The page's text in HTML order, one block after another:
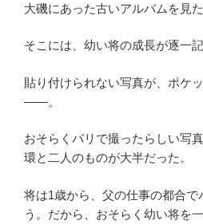
大磯にあった古いアルバムを見た
そこには、幼い将の成長が逐一
貼り付けられない写真が、ポケ
――。
おそらくパリで撮ったらしい写
環と二人のものが大半だった。
将は1歳から、父の仕事の都合で
う。だから、おそらく幼い将を